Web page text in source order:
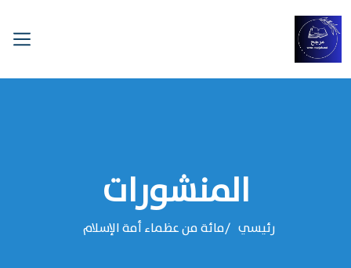
المنشورات
رئيسي مائة من عظماء أمة الإسلام